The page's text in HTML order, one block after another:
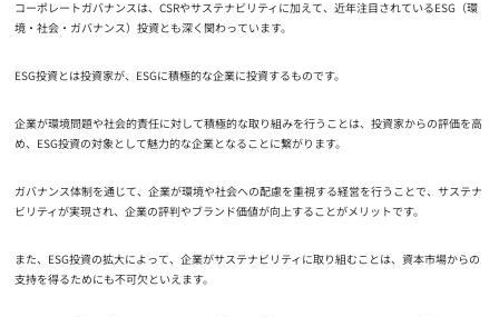
コーポレートガバナンスは、CSRやサステナビリティに加えて、近年注目されているESG（環
境・社会・ガバナンス）投資とも深く関わっています。
ESG投資とは投資家が、ESGに積極的な企業に投資するものです。
企業が環境問題や社会的責任に対して積極的な取り組みを行うことは、投資家からの評価を高
め、ESG投資の対象として魅力的な企業となることに繋がります。
ガバナンス体制を通じて、企業が環境や社会への配慮を重視する経営を行うことで、サステナ
ビリティが実現され、企業の評判やブランド価値が向上することがメリットです。
また、ESG投資の拡大によって、企業がサステナビリティに取り組むことは、資本市場からの
支持を得るためにも不可欠といえます。